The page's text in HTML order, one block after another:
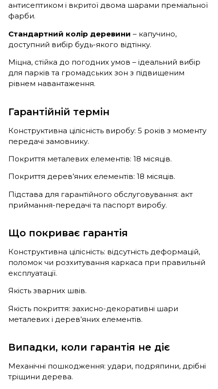
антисептиком і вкритої двома шарами преміальної
фарби.
Стандартний колір деревини – капучино,
доступний вибір будь-якого відтінку.
Міцна, стійка до погодних умов – ідеальний вибір
для парків та громадських зон з підвищеним
рівнем навантаження.
Гарантійній термін
Конструктивна цілісність виробу: 5 років з моменту
передачі замовнику.
Покриття металевих елементів: 18 місяців.
Покриття дерев’яних елементів: 18 місяців.
Підстава для гарантійного обслуговування: акт
приймання-передачі та паспорт виробу.
Що покриває гарантія
Конструктивна цілісність: відсутність деформацій,
поломок чи розхитування каркаса при правильній
експлуатації.
Якість зварних швів.
Якість покриття: захисно-декоративні шари
металевих і дерев’яних елементів.
Випадки, коли гарантія не діє
Механічні пошкодження: удари, подряпини, дрібні
тріщини дерева.